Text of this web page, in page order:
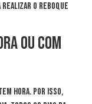
realizar o reboque
ou com
hora. Por isso,